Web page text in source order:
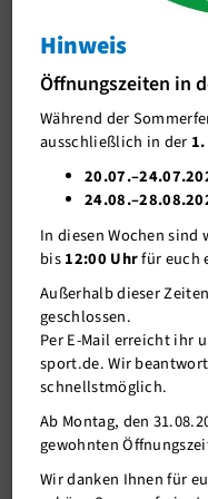
Knaller zum
Knaller zum
04.12.2018
J-Team
Stellenangebote
Förderverein me-sport e.V.
Mitgliederservice
Verantwortung
Hinweis
Öffnungszeiten in
Während der
ausschließlich in der 1.
In diesen Wochen sind
bis12:00 Uhrfür euch
Außerhalb dieser
geschlossen.
Per E-Mail erreicht ihr
sport.de. Wir
schnellstmöglich.
Ab Montag, den
gewohnten
Wir danken Ihnen für